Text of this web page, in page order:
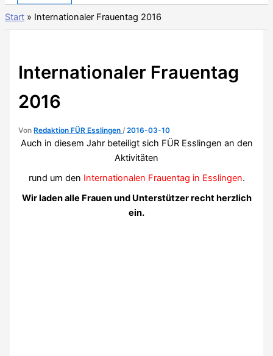
Start » Internationaler Frauentag 2016
Internationaler Frauentag
2016
Von Redaktion FÜR Esslingen/2016-03-10
Auch in diesem Jahr beteiligt sich FÜR Esslingen an den
Aktivitäten
rund um den Internationalen Frauentag in Esslingen.
Wir laden alle Frauen und Unterstützer recht herzlich
ein.